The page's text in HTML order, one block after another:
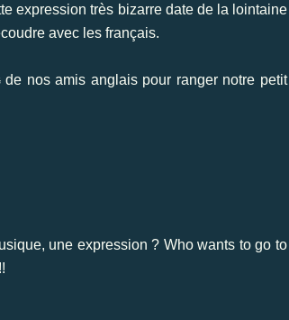
expression très bizarre date de la lointaine
avec les français.
de nos amis anglais pour ranger notre petit
une expression ? Who wants to go to